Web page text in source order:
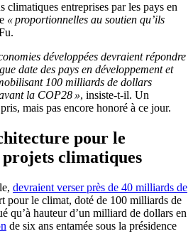
climatiques entreprises par les pays en
« proportionnelles au soutien qu’ils
développées devraient répondre
date des pays en développement et
100 milliards de dollars
la COP28 », insiste-t-il. Un
mais pas encore honoré à ce jour.
pour le
climatiques
devraient verser près de 40 milliards de
pour le climat, doté de 100 milliards de
qu’à hauteur d’un milliard de dollars en
de six ans entamée sous la présidence